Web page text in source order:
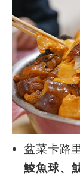
盆菜卡路
鯪魚球、